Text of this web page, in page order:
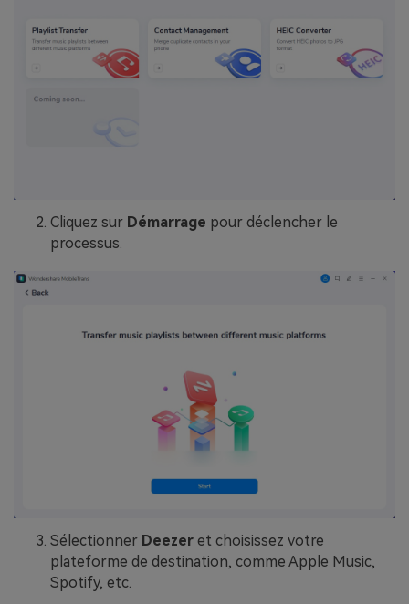
Cliquez sur Démarrage pour déclencher le
processus.
Sélectionner Deezer et choisissez votre
plateforme de destination, comme Apple Music,
Spotify, etc.